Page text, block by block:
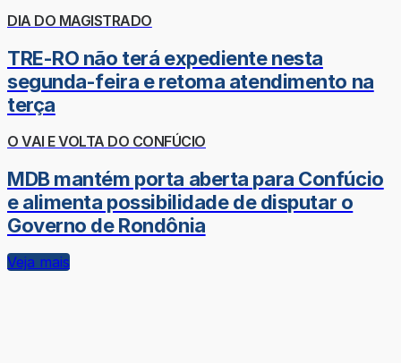
DIA DO MAGISTRADO
TRE-RO não terá expediente nesta
segunda-feira e retoma atendimento na
terça
O VAI E VOLTA DO CONFÚCIO
MDB mantém porta aberta para Confúcio
e alimenta possibilidade de disputar o
Governo de Rondônia
Veja mais